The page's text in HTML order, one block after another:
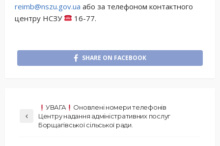
reimb@nszu.gov.ua або за телефоном контактного
центру НСЗУ
16-77.
SHARE ON FACEBOOK
УВАГА
Оновлені номери телефонів
Центру надання адміністративних послуг
Борщагівської сільської ради.